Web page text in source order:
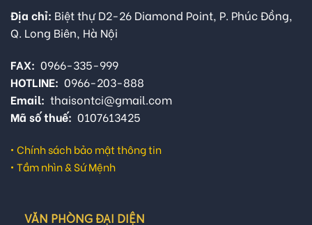
Địa chỉ: Biệt thự D2-26 Diamond Point, P. Phúc Đồng,
Q. Long Biên, Hà Nội
FAX: 0966-335-999
HOTLINE: 0966-203-888
Email: thaisontci@gmail.com
Mã số thuế: 0107613425
• Chính sách bảo mật thông tin
• Tầm nhìn & Sứ Mệnh
VĂN PHÒNG ĐẠI DIỆN